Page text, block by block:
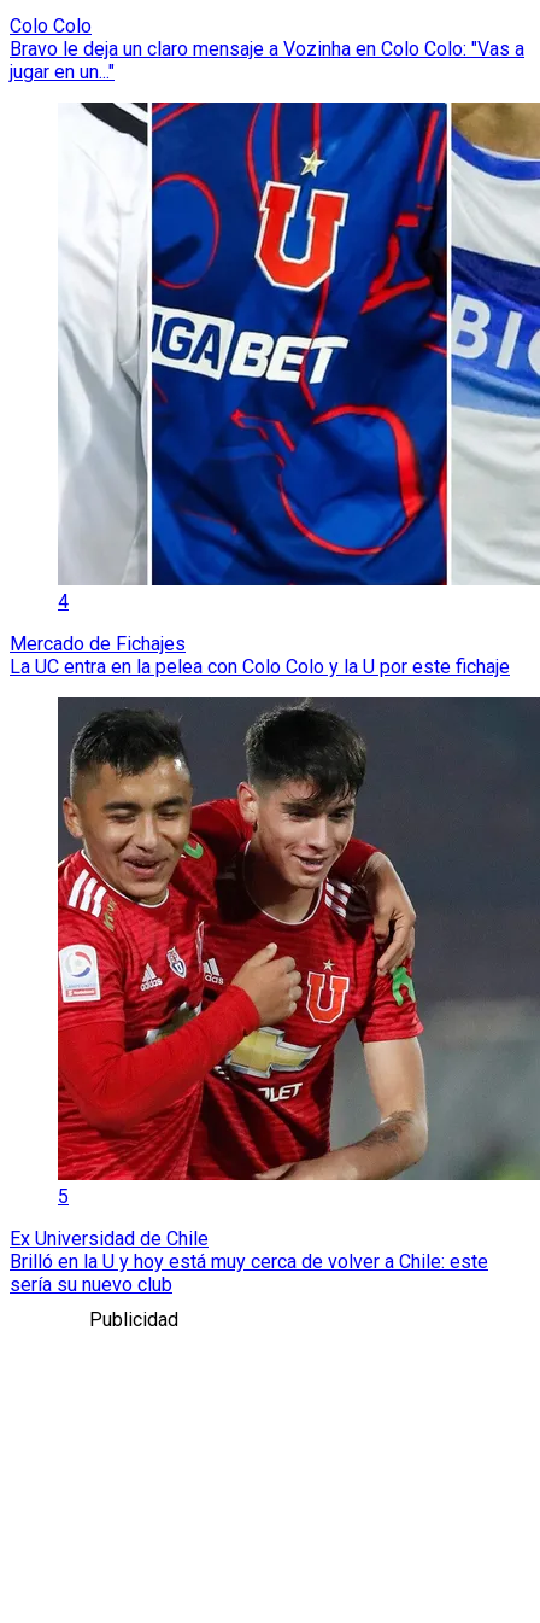
Colo Colo
Bravo le deja un claro mensaje a Vozinha en Colo Colo: "Vas a
jugar en un..."
4
Mercado de Fichajes
La UC entra en la pelea con Colo Colo y la U por este fichaje
5
Ex Universidad de Chile
Brilló en la U y hoy está muy cerca de volver a Chile: este
sería su nuevo club
Publicidad